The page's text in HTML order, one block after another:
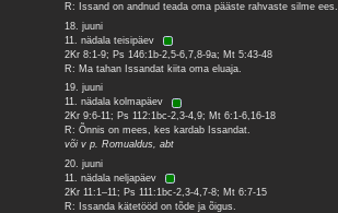
R: Issand on andnud teada oma pääste rahvaste silme ees.
18. juuni
11. nädala teisipäev
2Kr 8:1-9; Ps 146:1b-2,5-6,7,8-9a; Mt 5:43-48
R: Ma tahan Issandat kiita oma eluaja.
19. juuni
11. nädala kolmapäev
2Kr 9:6-11; Ps 112:1bc-2,3-4,9; Mt 6:1-6,16-18
R: Õnnis on mees, kes kardab Issandat.
või v p. Romualdus, abt
20. juuni
11. nädala neljapäev
2Kr 11:1–11; Ps 111:1bc-2,3-4,7-8; Mt 6:7-15
R: Issanda kätetööd on tõde ja õigus.